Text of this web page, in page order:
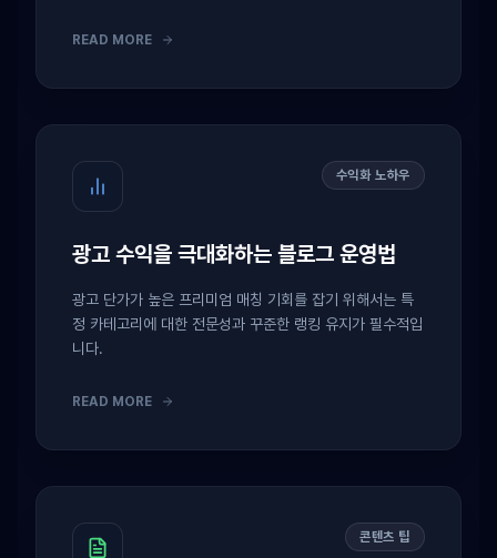
READ MORE
수익화 노하우
광고 수익을 극대화하는 블로그 운영법
광고 단가가 높은 프리미엄 매칭 기회를 잡기 위해서는 특
정 카테고리에 대한 전문성과 꾸준한 랭킹 유지가 필수적입
니다.
READ MORE
콘텐츠 팁